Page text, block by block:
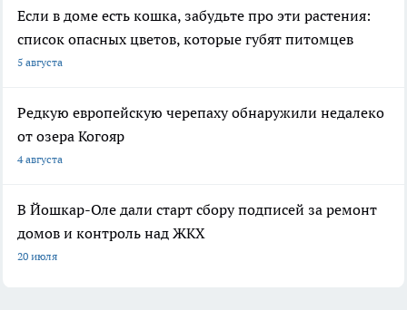
Если в доме есть кошка, забудьте про эти растения:
список опасных цветов, которые губят питомцев
5 августа
Редкую европейскую черепаху обнаружили недалеко
от озера Когояр
4 августа
В Йошкар-Оле дали старт сбору подписей за ремонт
домов и контроль над ЖКХ
20 июля